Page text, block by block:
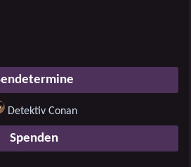
Detektiv Conan
Spenden